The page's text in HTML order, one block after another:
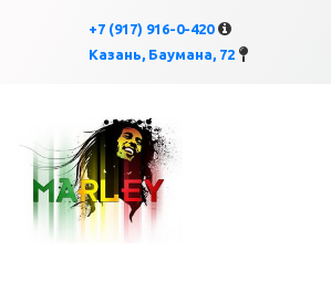
+7 (917) 916-0-420
Казань, Баумана, 72×